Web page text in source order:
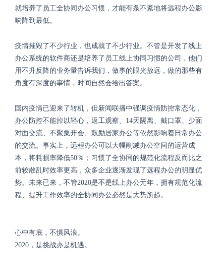
就培养了员工全协同办公习惯，才能有条不紊地将远程办公影
响降到最低。
疫情摧毁了不少行业，也成就了不少行业。不管是开发了线上
办公系统的软件商还是培养了员工线上协同习惯的公司，他们
用不升反降的业务量告诉我们，做事的眼光放远，做的那些有
角度有深度的事情，时间自然会给出答案。
国内疫情已迎来了转机，但新闻联播中强调疫情防控常态化，
办公防控不能掉以轻心，返工观察、 14天隔离、戴口罩、少面
对面交流、不聚集开会、鼓励居家办公等依然影响着日常办公
的交流。事实上，远程办公可以大幅削减办公空间的运营成
本，将耗损率降低50％；习惯了全协同的规范化流程反而比之
前较散乱时效率更高，众多企业逐渐发现了远程办公的明显优
势。未来已来，不管2020是不是线上办公元年，拥有规范化流
程、提升工作效率的全协同办公必然是大势所趋。
心中有底，不惧风浪。
2020 ，是挑战亦是机遇。